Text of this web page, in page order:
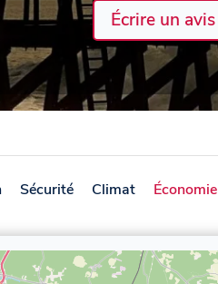
Écrire un avis
Sécurité Climat Économie